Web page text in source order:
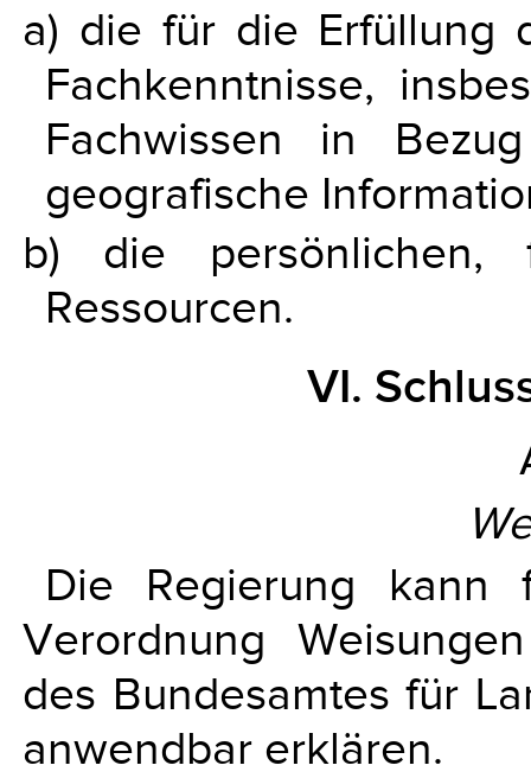
a) die für die Erfüllung
Fachkenntnisse,
Fachwissen in
geografische
b) die persönlichen,
Ressourcen.
VI.
Die Regierung kann
Verordnung
des Bundesamtes für
anwendbar erklären.